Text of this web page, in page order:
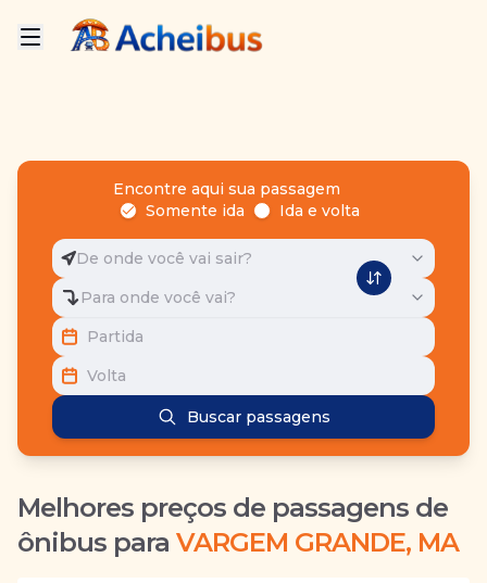
Encontre aqui sua passagem
Somente ida
Ida e volta
De onde você vai sair?
Para onde você vai?
Partida
Volta
Buscar passagens
Melhores preços de passagens de
ônibus para VARGEM GRANDE, MA